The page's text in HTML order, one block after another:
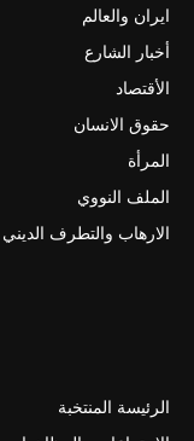
ايران والعالم
أخبار الشارع
الأقتصاد
حقوق الانسان
المرأة
الملف النووي
الارهاب والتطرف الديني
الرئيسة المنتخبة